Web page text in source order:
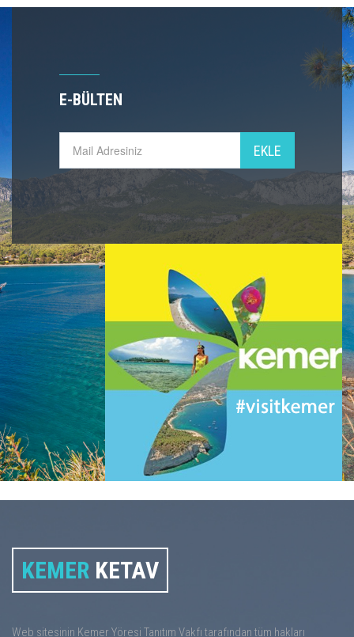
E-BÜLTEN
KEMER KETAV
Web sitesinin Kemer Yöresi Tanıtım Vakfı tarafından tüm hakları